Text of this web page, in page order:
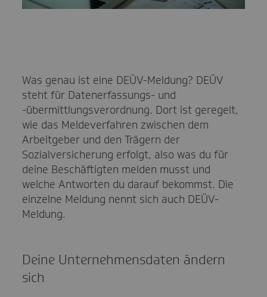
Was genau ist eine DEÜV-Meldung? DEÜV
steht für Datenerfassungs- und
-übermittlungsverordnung. Dort ist geregelt,
wie das Meldeverfahren zwischen dem
Arbeitgeber und den Trägern der
Sozialversicherung erfolgt, also was du für
deine Beschäftigten melden musst und
welche Antworten du darauf bekommst. Die
einzelne Meldung nennt sich auch DEÜV-
Meldung.
Deine Unternehmensdaten ändern
sich